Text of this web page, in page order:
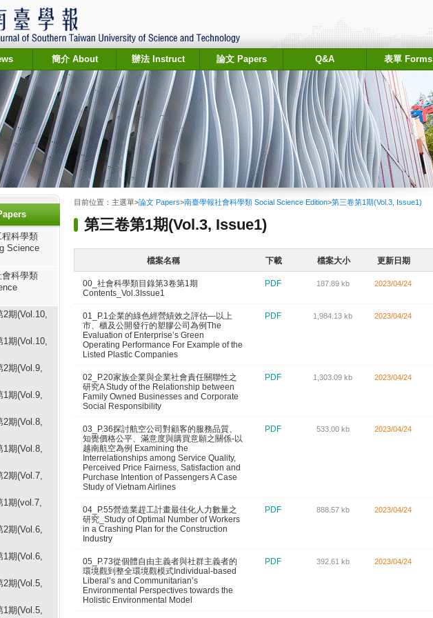
簡介 About 辦法 Instruct 論文 Papers Q&A 表單 Forms
科學類
Science
科學類
2期(Vol.10,
1期(Vol.10,
2期(Vol.9,
1期(Vol.9,
2期(Vol.8,
1期(Vol.8,
2期(Vol.7,
1期(vol.7,
2期(Vol.6,
1期(Vol.6,
2期(Vol.5,
1期(Vol.5,
目前位置： 主選單>論文 Papers>南臺學報社會科學類 Social Science Edition>第三卷第1期(Vol.3, Issue1)
第三卷第1期(Vol.3, Issue1)
檔案名稱 下載 檔案大小 更新日期
00_社會科學類目錄第3卷第1期
Contents_Vol.3Issue1
PDF 187.89 kb 2023/04/24
01_P.1企業的綠色經營績效之評估—以上
市、櫃及公開發行的塑膠公司為例The
Evaluation of Enterprise’s Green
Operating Performance For Example of the
Listed Plastic Companies
PDF 1,984.13 kb 2023/04/24
02_P.20家族企業與企業社會責任關聯性之
研究A Study of the Relationship between
Family Owned Businesses and Corporate
Social Responsibility
PDF 1,303.09 kb 2023/04/24
03_P.36探討航空公司對顧客的服務品質、
知覺價格公平、滿意度與購買意願之關係-以
越南航空為例 Examining the
Interrelationships among Service Quality,
Perceived Price Fairness, Satisfaction and
Purchase Intention of Passengers A Case
Study of Vietnam Airlines
PDF 533.00 kb 2023/04/24
04_P.55營造業趕工計畫最佳化人力數量之
研究_Study of Optimal Number of Workers
in a Crashing Plan for the Construction
Industry
PDF 888.57 kb 2023/04/24
05_P.73從個體自由主義者與社群主義者的
環境觀到整全環境觀模式Individual-based
Liberal’s and Communitarian’s
Environmental Perspectives towards the
Holistic Environmental Model
PDF 392.61 kb 2023/04/24